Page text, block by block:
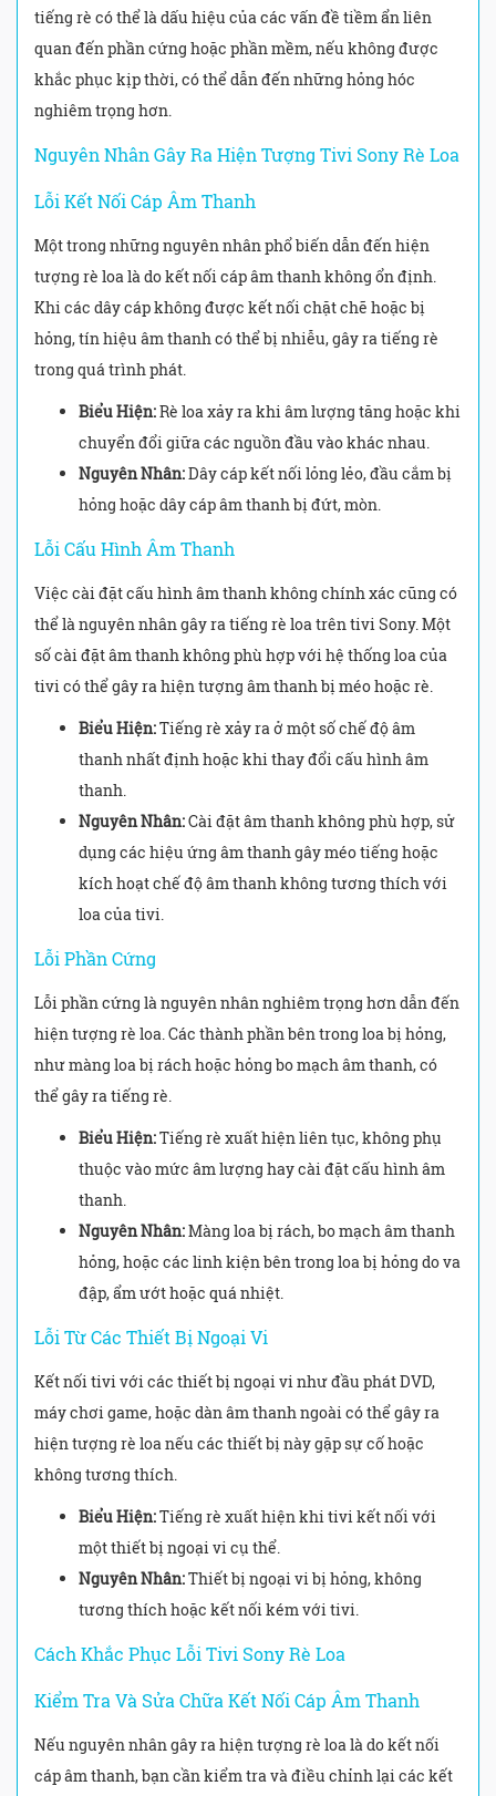
tiếng rè có thể là dấu hiệu của các vấn đề tiềm ẩn liên
quan đến phần cứng hoặc phần mềm, nếu không được
khắc phục kịp thời, có thể dẫn đến những hỏng hóc
nghiêm trọng hơn.
Nguyên Nhân Gây Ra Hiện Tượng Tivi Sony Rè Loa
Lỗi Kết Nối Cáp Âm Thanh
Một trong những nguyên nhân phổ biến dẫn đến hiện
tượng rè loa là do kết nối cáp âm thanh không ổn định.
Khi các dây cáp không được kết nối chặt chẽ hoặc bị
hỏng, tín hiệu âm thanh có thể bị nhiễu, gây ra tiếng rè
trong quá trình phát.
Biểu Hiện:Rè loa xảy ra khi âm lượng tăng hoặc khi
chuyển đổi giữa các nguồn đầu vào khác nhau.
Nguyên Nhân:Dây cáp kết nối lỏng lẻo, đầu cắm bị
hỏng hoặc dây cáp âm thanh bị đứt, mòn.
Lỗi Cấu Hình Âm Thanh
Việc cài đặt cấu hình âm thanh không chính xác cũng có
thể là nguyên nhân gây ra tiếng rè loa trên tivi Sony. Một
số cài đặt âm thanh không phù hợp với hệ thống loa của
tivi có thể gây ra hiện tượng âm thanh bị méo hoặc rè.
Biểu Hiện:Tiếng rè xảy ra ở một số chế độ âm
thanh nhất định hoặc khi thay đổi cấu hình âm
thanh.
Nguyên Nhân:Cài đặt âm thanh không phù hợp, sử
dụng các hiệu ứng âm thanh gây méo tiếng hoặc
kích hoạt chế độ âm thanh không tương thích với
loa của tivi.
Lỗi Phần Cứng
Lỗi phần cứng là nguyên nhân nghiêm trọng hơn dẫn đến
hiện tượng rè loa. Các thành phần bên trong loa bị hỏng,
như màng loa bị rách hoặc hỏng bo mạch âm thanh, có
thể gây ra tiếng rè.
Biểu Hiện:Tiếng rè xuất hiện liên tục, không phụ
thuộc vào mức âm lượng hay cài đặt cấu hình âm
thanh.
Nguyên Nhân:Màng loa bị rách, bo mạch âm thanh
hỏng, hoặc các linh kiện bên trong loa bị hỏng do va
đập, ẩm ướt hoặc quá nhiệt.
Lỗi Từ Các Thiết Bị Ngoại Vi
Kết nối tivi với các thiết bị ngoại vi như đầu phát DVD,
máy chơi game, hoặc dàn âm thanh ngoài có thể gây ra
hiện tượng rè loa nếu các thiết bị này gặp sự cố hoặc
không tương thích.
Biểu Hiện:Tiếng rè xuất hiện khi tivi kết nối với
một thiết bị ngoại vi cụ thể.
Nguyên Nhân:Thiết bị ngoại vi bị hỏng, không
tương thích hoặc kết nối kém với tivi.
Cách Khắc Phục Lỗi Tivi Sony Rè Loa
Kiểm Tra Và Sửa Chữa Kết Nối Cáp Âm Thanh
Nếu nguyên nhân gây ra hiện tượng rè loa là do kết nối
cáp âm thanh, bạn cần kiểm tra và điều chỉnh lại các kết